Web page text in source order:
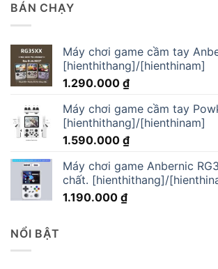
BÁN CHẠY
Máy chơi game cầm tay
[hienthithang]/[hienthinam]
1.290.000 ₫
Máy chơi game cầm tay
[hienthithang]/[hienthinam]
1.590.000 ₫
Máy chơi game Anbernic
chất. [hienthithang]/
1.190.000 ₫
NỔI BẬT